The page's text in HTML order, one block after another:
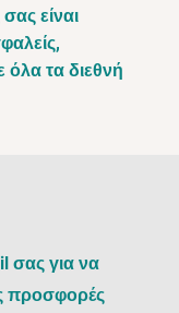
είναι
τα διεθνή
σας για να
προσφορές